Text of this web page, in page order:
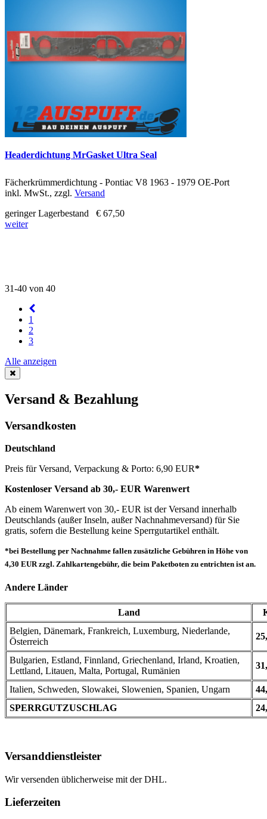
Headerdichtung MrGasket Ultra Seal
Fächerkrümmerdichtung - Pontiac V8 1963 - 1979 OE-Port
inkl. MwSt., zzgl. Versand
geringer Lagerbestand
€ 67,50
weiter
31-40 von 40
1
2
3
Alle anzeigen
Versand & Bezahlung
Versandkosten
Deutschland
Preis für Versand, Verpackung & Porto: 6,90 EUR*
Kostenloser Versand ab 30,- EUR Warenwert
Ab einem Warenwert von 30,- EUR ist der Versand innerhalb
Deutschlands (außer Inseln, außer Nachnahmeversand) für Sie
gratis, sofern die Bestellung keine Sperrgutartikel enthält.
*bei Bestellung per Nachnahme fallen zusätzliche Gebühren in Höhe von
4,30 EUR zzgl. Zahlkartengebühr, die beim Paketboten zu entrichten ist an.
Andere Länder
Land
Belgien, Dänemark, Frankreich, Luxemburg, Niederlande,
Österreich
Bulgarien, Estland, Finnland, Griechenland, Irland, Kroatien,
Lettland, Litauen, Malta, Portugal, Rumänien
Italien, Schweden, Slowakei, Slowenien, Spanien, Ungarn
SPERRGUTZUSCHLAG
Versanddienstleister
Wir versenden üblicherweise mit der DHL.
Lieferzeiten